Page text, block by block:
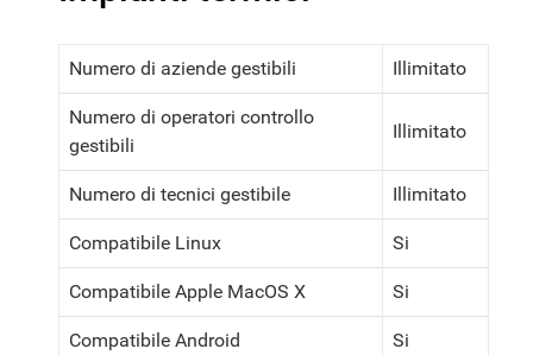
Numero di aziende gestibili Illimitato
Numero di operatori controllo
gestibili
Illimitato
Numero di tecnici gestibile Illimitato
Compatibile Linux Si
Compatibile Apple MacOS X Si
Compatibile Android Si